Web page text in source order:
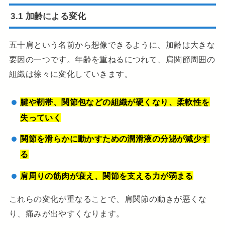
3.1 加齢による変化
五十肩という名前から想像できるように、加齢は大きな
要因の一つです。年齢を重ねるにつれて、肩関節周囲の
組織は徐々に変化していきます。
腱や靭帯、関節包などの組織が硬くなり、柔軟性を
失っていく
関節を滑らかに動かすための潤滑液の分泌が減少す
る
肩周りの筋肉が衰え、関節を支える力が弱まる
これらの変化が重なることで、肩関節の動きが悪くな
り、痛みが出やすくなります。